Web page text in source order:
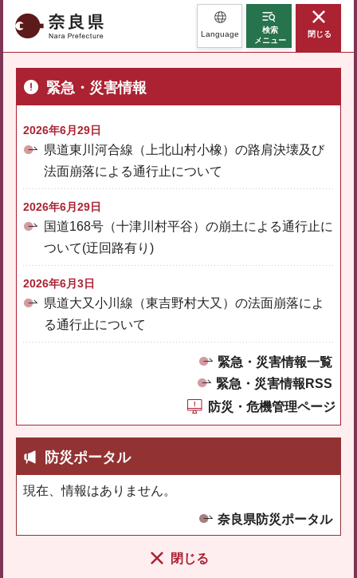
奈良県 Language
検索
メニュー
閉じる
緊急・災害情報
2026年6月29日
県道東川河合線（上北山村小橡）の路肩決壊及び
法面崩落による通行止について
2026年6月29日
国道168号（十津川村平谷）の崩土による通行止に
ついて(迂回路有り)
2026年6月3日
県道大又小川線（東吉野村大又）の法面崩落によ
る通行止について
緊急・災害情報一覧
緊急・災害情報RSS
防災・危機管理ページ
防災ポータル
現在、情報はありません。
奈良県防災ポータル
閉じる